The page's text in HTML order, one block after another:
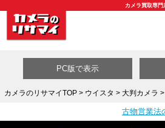
カメラ買取専
買取カテゴリ一覧
PC版で表示
カメラのリサマイTOP> ウイスタ > 大判カメラ
古物営業法